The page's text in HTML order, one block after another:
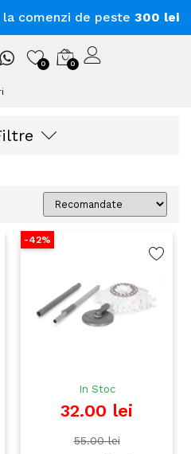
la comenzi de peste 300 lei
0 0
-42%
In Stoc
32.00 lei
55.00 lei